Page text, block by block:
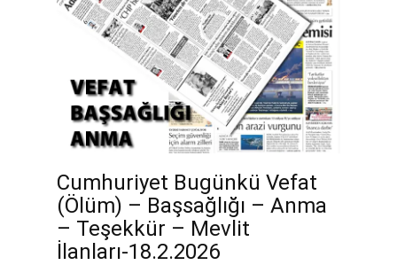
Cumhuriyet Bugünkü Vefat
(Ölüm) – Başsağlığı – Anma
– Teşekkür – Mevlit
İlanları-18.2.2026